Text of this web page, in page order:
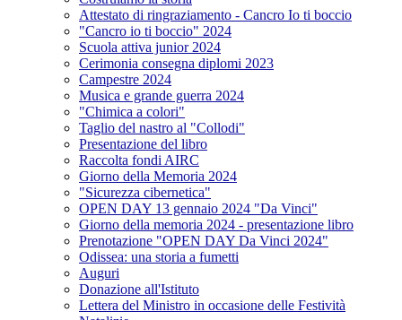
Attestato di ringraziamento - Cancro Io ti boccio
"Cancro io ti boccio" 2024
Scuola attiva junior 2024
Cerimonia consegna diplomi 2023
Campestre 2024
Musica e grande guerra 2024
"Chimica a colori"
Taglio del nastro al "Collodi"
Presentazione del libro
Raccolta fondi AIRC
Giorno della Memoria 2024
"Sicurezza cibernetica"
OPEN DAY 13 gennaio 2024 "Da Vinci"
Giorno della memoria 2024 - presentazione libro
Prenotazione "OPEN DAY Da Vinci 2024"
Odissea: una storia a fumetti
Auguri
Donazione all'Istituto
Lettera del Ministro in occasione delle Festività